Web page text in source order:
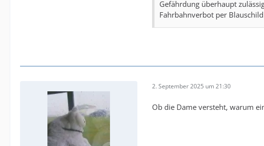
Gefährdung überhaupt
Fahrbahnverbot per
2. September 2025 um 21:30
Ob die Dame versteht, warum